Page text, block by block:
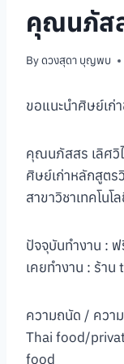
คุณนภัส
Byดวงสุดา บุญพบ
ขอแนะนำศิษย์เก่
คุณนภัสสร เลิศวิ
ศิษย์เก่าหลักสูต
สาขาวิชาเทคโน
ปัจจุบันทำงาน :
เคยทำงาน : ร้า
ความถนัด / ควา
Thai food/
food